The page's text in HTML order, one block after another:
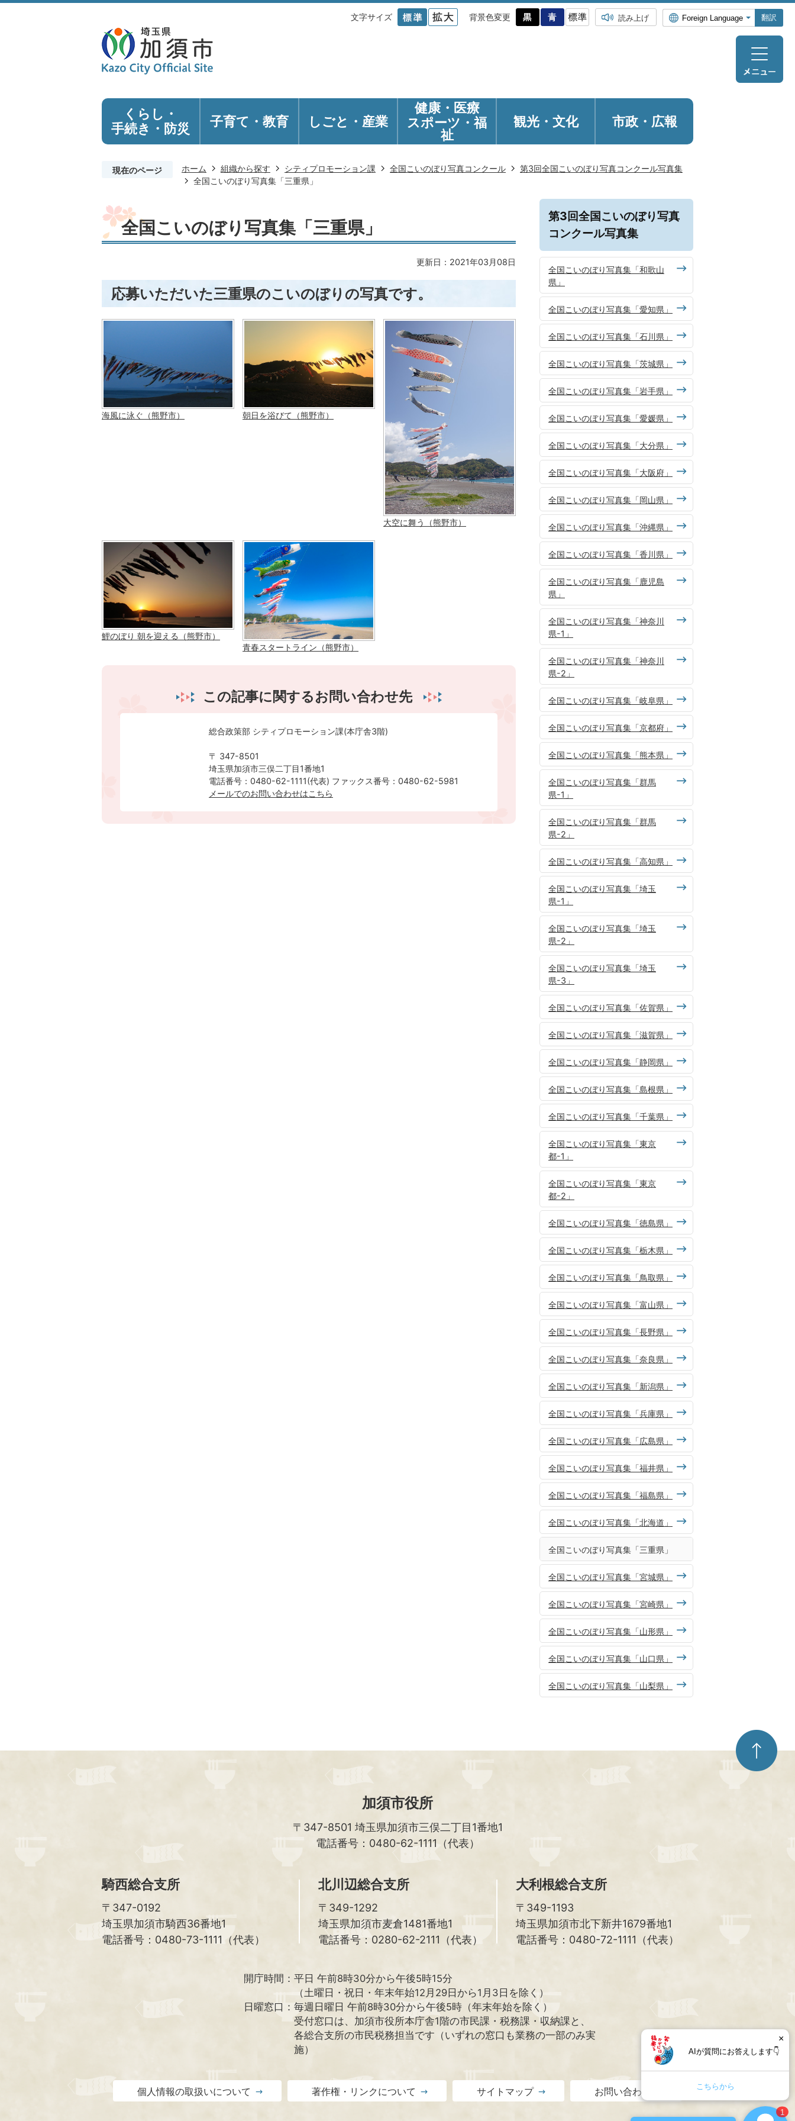
文字サイズ 背景色変更 読み上げ 翻訳
くらし・
手続き ・防災 子育て・教育 しごと・産業
健康・医療
スポーツ・福
祉
観光・ 文化 市政・広報
現在のページ ホーム 組織から探す シティプロモーション課 全国こいのぼり写真コンクール
第3回全国こいのぼり写真コンクール写真集
全国こいのぼり写真集「三重県」
全国こいのぼり写真集「三重県」
更新日：2021年03月08日
応募いただいた三重県のこいのぼりの写真です。
海風に泳ぐ（熊野市） 朝日を浴びて（熊野市）
大空に舞う（熊野市）
鯉のぼり 朝を迎える（熊野市）
青春スタートライン（熊野市）
この記事に関するお問い合わせ先
総合政策部 シティプロモーション課(本庁舎3階)
〒 347-8501
埼玉県加須市三俣二丁目1番地1
電話番号：0480-62-1111(代表) ファックス番号：0480-62-5981
メールでのお問い合わせはこちら
第3回全国こいのぼり写真
コンクール写真集
全国こいのぼり写真集「和歌山
県」
全国こいのぼり写真集「愛知県」
全国こいのぼり写真集「石川県」
全国こいのぼり写真集「茨城県」
全国こいのぼり写真集「岩手県」
全国こいのぼり写真集「愛媛県」
全国こいのぼり写真集「大分県」
全国こいのぼり写真集「大阪府」
全国こいのぼり写真集「岡山県」
全国こいのぼり写真集「沖縄県」
全国こいのぼり写真集「香川県」
全国こいのぼり写真集「鹿児島
県」
全国こいのぼり写真集「神奈川
県-1」
全国こいのぼり写真集「神奈川
県-2」
全国こいのぼり写真集「岐阜県」
全国こいのぼり写真集「京都府」
全国こいのぼり写真集「熊本県」
全国こいのぼり写真集「群馬
県-1」
全国こいのぼり写真集「群馬
県-2」
全国こいのぼり写真集「高知県」
全国こいのぼり写真集「埼玉
県-1」
全国こいのぼり写真集「埼玉
県-2」
全国こいのぼり写真集「埼玉
県-3」
全国こいのぼり写真集「佐賀県」
全国こいのぼり写真集「滋賀県」
全国こいのぼり写真集「静岡県」
全国こいのぼり写真集「島根県」
全国こいのぼり写真集「千葉県」
全国こいのぼり写真集「東京
都-1」
全国こいのぼり写真集「東京
都-2」
全国こいのぼり写真集「徳島県」
全国こいのぼり写真集「栃木県」
全国こいのぼり写真集「鳥取県」
全国こいのぼり写真集「富山県」
全国こいのぼり写真集「長野県」
全国こいのぼり写真集「奈良県」
全国こいのぼり写真集「新潟県」
全国こいのぼり写真集「兵庫県」
全国こいのぼり写真集「広島県」
全国こいのぼり写真集「福井県」
全国こいのぼり写真集「福島県」
全国こいのぼり写真集「北海道」
全国こいのぼり写真集「三重県」
全国こいのぼり写真集「宮城県」
全国こいのぼり写真集「宮崎県」
全国こいのぼり写真集「山形県」
全国こいのぼり写真集「山口県」
全国こいのぼり写真集「山梨県」
ペ
ー
ジ
加須市役所
〒347-8501 埼玉県加須市三俣二丁目1番地1
電話番号：0480-62-1111（代表）
騎西総合支所
〒347-0192
埼玉県加須市騎西36番地1
電話番号：0480-73-1111（代表）
北川辺総合支所
〒349-1292
埼玉県加須市麦倉1481番地1
電話番号：0280-62-2111（代表）
大利根総合支所
〒349-1193
埼玉県加須市北下新井1679番地1
電話番号：0480-72-1111（代表）
開庁時間： 平日 午前8時30分から午後5時15分
（土曜日・祝日・年末年始12月29日から1月3日を除く）
日曜窓口： 毎週日曜日 午前8時30分から午後5時（年末年始を除く）
受付窓口は、加須市役所本庁舎1階の市民課・税務課・収納課と、
各総合支所の市民税務担当です（いずれの窓口も業務の一部のみ実
施）
個人情報の取扱いについて 著作権・リンクについて サイトマップ お問い合わせ
AIが質問にお答えします👇
こちらから
×
1